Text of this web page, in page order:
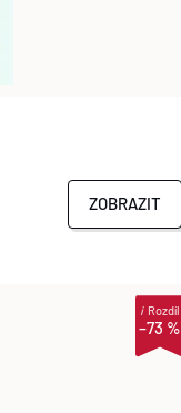
ZOBRAZIT
–73 %
iRozdíl